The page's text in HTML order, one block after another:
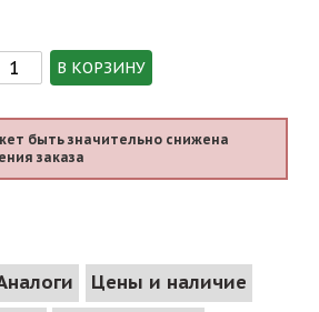
В КОРЗИНУ
быть значительно снижена
заказа
Цены и наличие